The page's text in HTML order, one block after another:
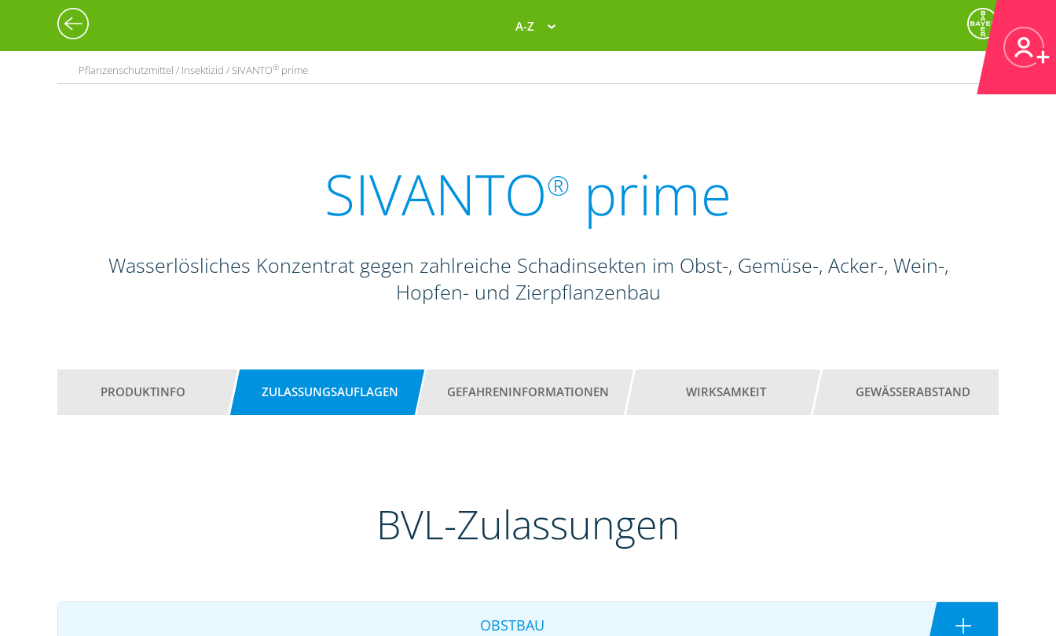
A-Z
Pflanzenschutzmittel / Insektizid / SIVANTO® prime
SIVANTO® prime
Wasserlösliches Konzentrat gegen zahlreiche Schadinsekten im Obst-, Gemüse-, Acker-, Wein-,
Hopfen- und Zierpflanzenbau
PRODUKTINFO ZULASSUNGSAUFLAGEN GEFAHRENINFORMATIONEN WIRKSAMKEIT GEWÄSSERABSTAND
BVL-Zulassungen
OBSTBAU